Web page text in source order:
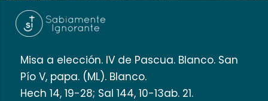
Misa a elección. IV de Pascua. Blanco. San
Pío V, papa. (ML). Blanco.
Hech 14, 19-28; Sal 144, 10-13ab. 21.